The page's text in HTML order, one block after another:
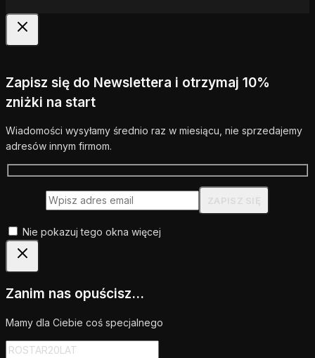
Zapisz się do Newslettera i otrzymaj 10%
zniżki na start
Wiadomości wysyłamy średnio raz w miesiącu, nie sprzedajemy
adresów innym firmom.
Nie pokazuj tego okna więcej
Zanim nas opuścisz...
Mamy dla Ciebie coś specjalnego